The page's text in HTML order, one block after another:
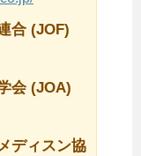
合 (JOF)
会 (JOA)
ディスン協